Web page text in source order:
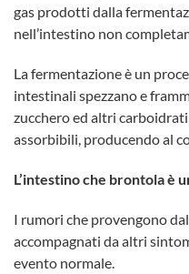
gas prodotti dalla
nell’intestino non
La fermentazione è un
intestinali spezzano e
zucchero ed altri
assorbibili, producendo al
L’intestino che brontola è
I rumori che provengono
accompagnati da altri
evento normale.